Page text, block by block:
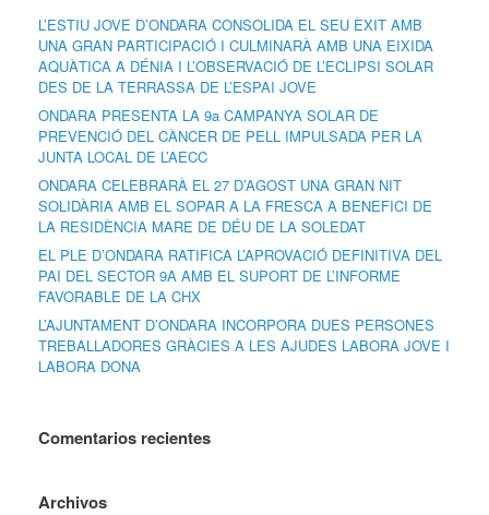
L’ESTIU JOVE D’ONDARA CONSOLIDA EL SEU ÈXIT AMB
UNA GRAN PARTICIPACIÓ I CULMINARÀ AMB UNA EIXIDA
AQUÀTICA A DÉNIA I L’OBSERVACIÓ DE L’ECLIPSI SOLAR
DES DE LA TERRASSA DE L’ESPAI JOVE
ONDARA PRESENTA LA 9a CAMPANYA SOLAR DE
PREVENCIÓ DEL CÀNCER DE PELL IMPULSADA PER LA
JUNTA LOCAL DE L’AECC
ONDARA CELEBRARÀ EL 27 D’AGOST UNA GRAN NIT
SOLIDÀRIA AMB EL SOPAR A LA FRESCA A BENEFICI DE
LA RESIDÈNCIA MARE DE DÉU DE LA SOLEDAT
EL PLE D’ONDARA RATIFICA L’APROVACIÓ DEFINITIVA DEL
PAI DEL SECTOR 9A AMB EL SUPORT DE L’INFORME
FAVORABLE DE LA CHX
L’AJUNTAMENT D’ONDARA INCORPORA DUES PERSONES
TREBALLADORES GRÀCIES A LES AJUDES LABORA JOVE I
LABORA DONA
Comentarios recientes
Archivos